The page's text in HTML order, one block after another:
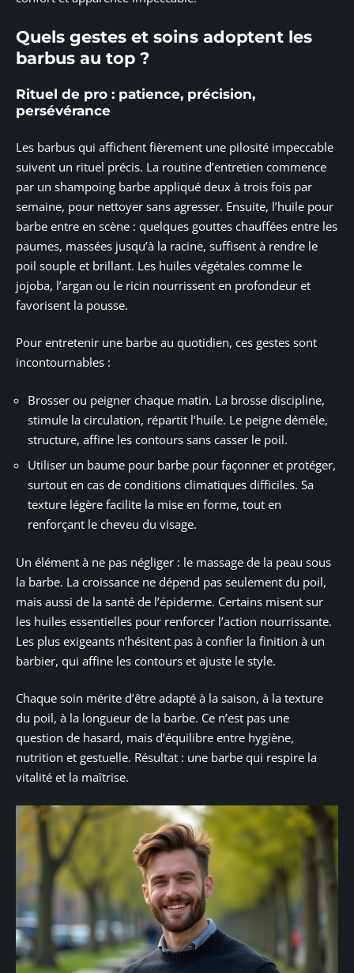
Quels gestes et soins adoptent les
barbus au top ?
Rituel de pro : patience, précision,
persévérance
Les barbus qui affichent fièrement une pilosité impeccable
suivent un rituel précis. La routine d’entretien commence
par un shampoing barbe appliqué deux à trois fois par
semaine, pour nettoyer sans agresser. Ensuite, l’huile pour
barbe entre en scène : quelques gouttes chauffées entre les
paumes, massées jusqu’à la racine, suffisent à rendre le
poil souple et brillant. Les huiles végétales comme le
jojoba, l’argan ou le ricin nourrissent en profondeur et
favorisent la pousse.
Pour entretenir une barbe au quotidien, ces gestes sont
incontournables :
Brosser ou peigner chaque matin. La brosse discipline,
stimule la circulation, répartit l’huile. Le peigne démêle,
structure, affine les contours sans casser le poil.
Utiliser un baume pour barbe pour façonner et protéger,
surtout en cas de conditions climatiques difficiles. Sa
texture légère facilite la mise en forme, tout en
renforçant le cheveu du visage.
Un élément à ne pas négliger : le massage de la peau sous
la barbe. La croissance ne dépend pas seulement du poil,
mais aussi de la santé de l’épiderme. Certains misent sur
les huiles essentielles pour renforcer l’action nourrissante.
Les plus exigeants n’hésitent pas à confier la finition à un
barbier, qui affine les contours et ajuste le style.
Chaque soin mérite d’être adapté à la saison, à la texture
du poil, à la longueur de la barbe. Ce n’est pas une
question de hasard, mais d’équilibre entre hygiène,
nutrition et gestuelle. Résultat : une barbe qui respire la
vitalité et la maîtrise.